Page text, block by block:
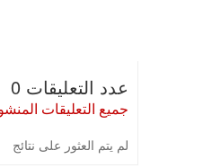
عدد التعليقات 0
جميع التعليقات
لم يتم العثور على نتائج